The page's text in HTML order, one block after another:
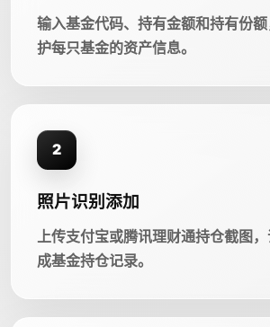
输入基金代码、持有金额和持有份
护每只基金的资产信息。
2
照片识别添加
上传支付宝或腾讯理财通持仓截图
成基金持仓记录。